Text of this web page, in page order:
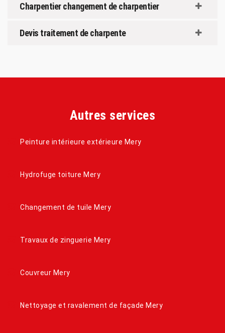
Charpentier changement de charpentier
Devis traitement de charpente
Autres services
Peinture intérieure extérieure Mery
Hydrofuge toiture Mery
Changement de tuile Mery
Travaux de zinguerie Mery
Couvreur Mery
Nettoyage et ravalement de façade Mery